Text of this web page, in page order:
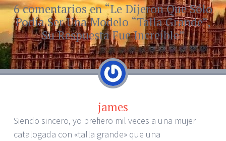
Navegador de
artículos
←
→ 6 comentarios en “Le Dijeron Que Sólo
Podía Ser Una Modelo “Talla Grande”,
Su Respuesta Fue Increíble”
james
Siendo sincero, yo prefiero mil veces a una mujer
catalogada con «talla grande» que una